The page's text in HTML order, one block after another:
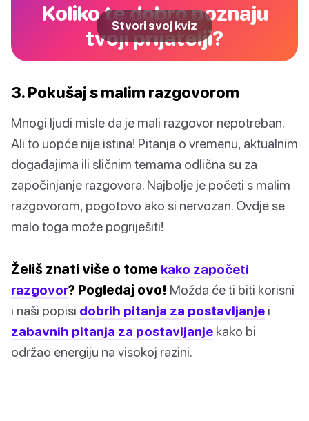
Koliko te dobro poznaju
tvoji prijatelji?
Stvori svoj kviz
3. Pokušaj s malim razgovorom
Mnogi ljudi misle da je mali razgovor nepotreban.
Ali to uopće nije istina! Pitanja o vremenu, aktualnim
događajima ili sličnim temama odlična su za
započinjanje razgovora. Najbolje je početi s malim
razgovorom, pogotovo ako si nervozan. Ovdje se
malo toga može pogriješiti!
Želiš znati više o tome kako započeti
razgovor? Pogledaj ovo! Možda će ti biti korisni
i naši popisi dobrih pitanja za postavljanje i
zabavnih pitanja za postavljanje kako bi
održao energiju na visokoj razini.